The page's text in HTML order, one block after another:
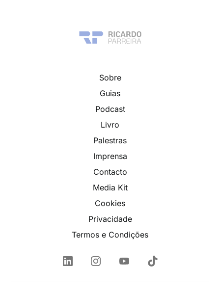
Sobre
Guias
Podcast
Livro
Palestras
Imprensa
Contacto
Media Kit
Cookies
Privacidade
Termos e Condições